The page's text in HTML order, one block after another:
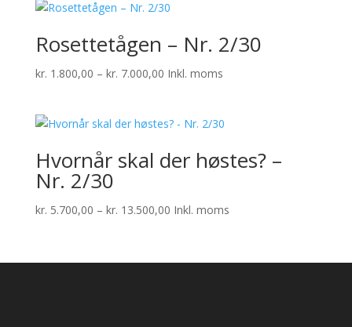
kr. 7.000,00
Rosettetågen – Nr. 2/30
kr. 1.800,00 – kr. 7.000,00Prisinterval:
kr. 7.000,00
Inkl. moms
Hvornår skal der høstes? –
Nr. 2/30
kr. 5.700,00 – kr. 13.500,00Prisinterval:
kr. 13.500,00
Inkl. moms